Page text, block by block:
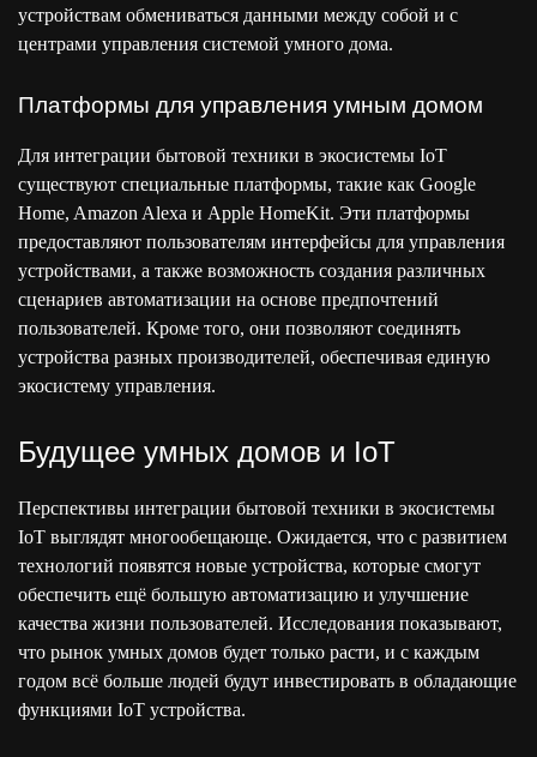
устройствам обмениваться данными между собой и с
центрами управления системой умного дома.
Платформы для управления умным домом
Для интеграции бытовой техники в экосистемы IoT
существуют специальные платформы, такие как Google
Home, Amazon Alexa и Apple HomeKit. Эти платформы
предоставляют пользователям интерфейсы для управления
устройствами, а также возможность создания различных
сценариев автоматизации на основе предпочтений
пользователей. Кроме того, они позволяют соединять
устройства разных производителей, обеспечивая единую
экосистему управления.
Будущее умных домов и IoT
Перспективы интеграции бытовой техники в экосистемы
IoT выглядят многообещающе. Ожидается, что с развитием
технологий появятся новые устройства, которые смогут
обеспечить ещё большую автоматизацию и улучшение
качества жизни пользователей. Исследования показывают,
что рынок умных домов будет только расти, и с каждым
годом всё больше людей будут инвестировать в обладающие
функциями IoT устройства.